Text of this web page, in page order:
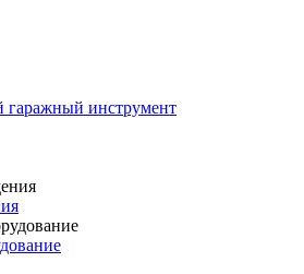
гаражный инструмент